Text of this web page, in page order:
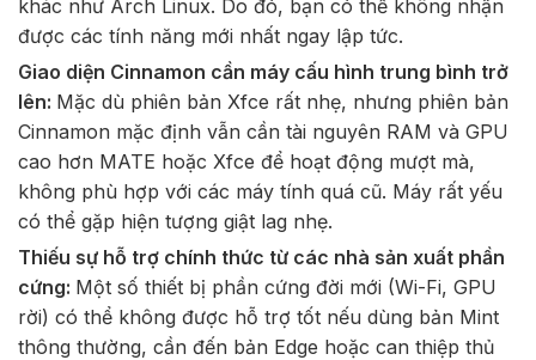
khác như Arch Linux. Do đó, bạn có thể không nhận
được các tính năng mới nhất ngay lập tức.
Giao diện Cinnamon cần máy cấu hình trung bình trở
lên: Mặc dù phiên bản Xfce rất nhẹ, nhưng phiên bản
Cinnamon mặc định vẫn cần tài nguyên RAM và GPU
cao hơn MATE hoặc Xfce để hoạt động mượt mà,
không phù hợp với các máy tính quá cũ. Máy rất yếu
có thể gặp hiện tượng giật lag nhẹ.
Thiếu sự hỗ trợ chính thức từ các nhà sản xuất phần
cứng: Một số thiết bị phần cứng đời mới (Wi-Fi, GPU
rời) có thể không được hỗ trợ tốt nếu dùng bản Mint
thông thường, cần đến bản Edge hoặc can thiệp thủ